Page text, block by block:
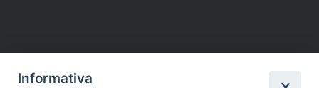
Informativa